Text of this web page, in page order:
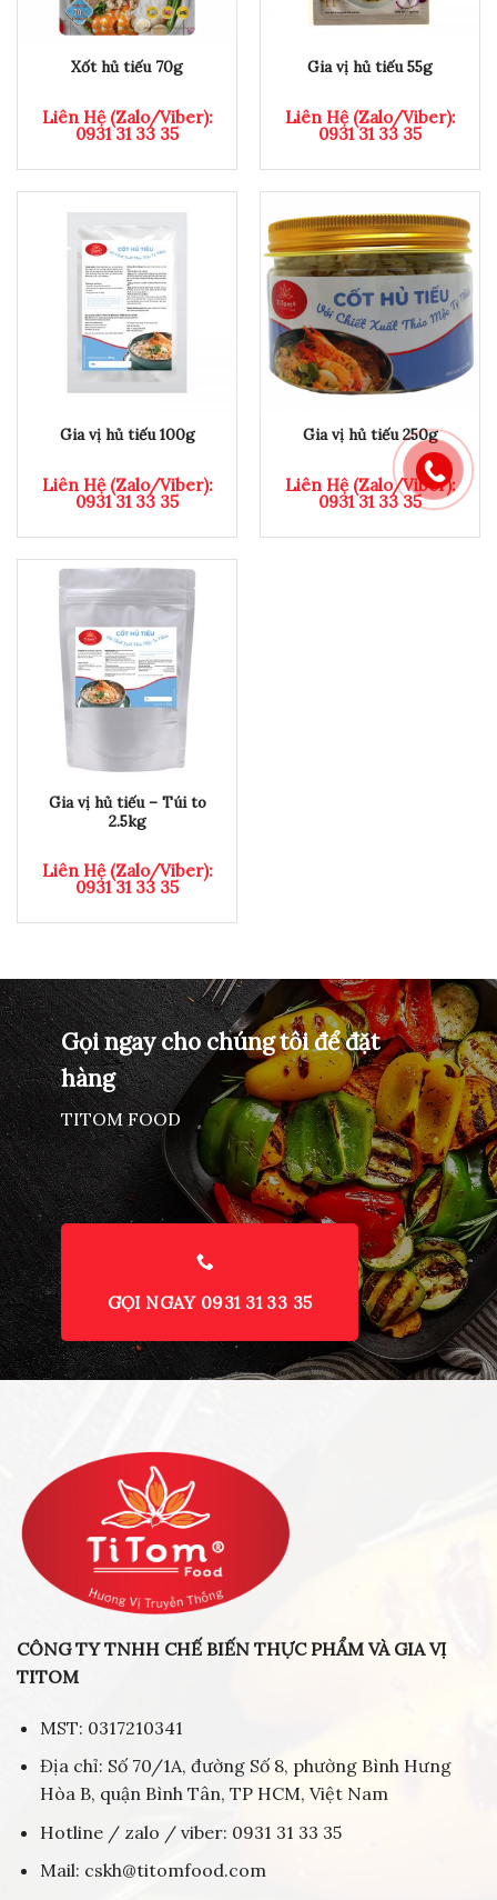
Xốt hủ tiếu 70g
Liên Hệ (Zalo/Viber):
0931 31 33 35
Gia vị hủ tiếu 55g
Liên Hệ (Zalo/Viber):
0931 31 33 35
Gia vị hủ tiếu 100g
Liên Hệ (Zalo/Viber):
0931 31 33 35
Gia vị hủ tiếu 250g
Liên Hệ (Zalo/Viber):
0931 31 33 35
Gia vị hủ tiếu – Túi to
2.5kg
Liên Hệ (Zalo/Viber):
0931 31 33 35
Gọi ngay cho chúng tôi để đặt
hàng
TITOM FOOD
GỌI NGAY 0931 31 33 35
CÔNG TY TNHH CHẾ BIẾN THỰC PHẨM VÀ GIA VỊ
TITOM
MST: 0317210341
Địa chỉ: Số 70/1A, đường Số 8, phường Bình Hưng
Hòa B, quận Bình Tân, TP HCM, Việt Nam
Hotline / zalo / viber: 0931 31 33 35
Mail: cskh@titomfood.com